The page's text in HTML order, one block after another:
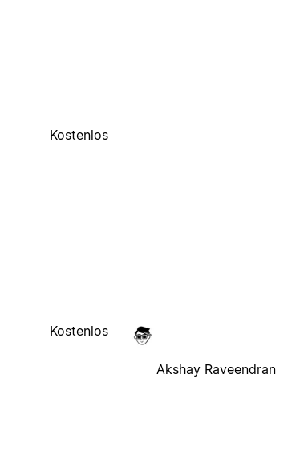
Kostenlos
Kostenlos
Akshay Raveendran